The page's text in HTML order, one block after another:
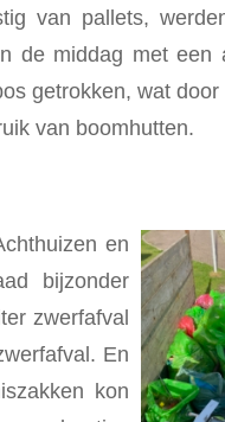
van pallets,
de middag met een
getrokken, wat
van boomhutten.
en
bijzonder
zwerfafval
En
kon